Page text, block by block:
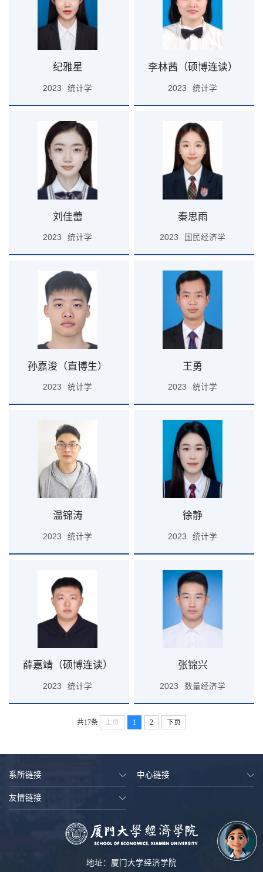
纪雅星
2023 统计学
李林茜（硕博连读）
2023 统计学
刘佳蕾
2023 统计学
秦思雨
2023 国民经济学
孙嘉浚（直博生）
2023 统计学
王勇
2023 统计学
温锦涛
2023 统计学
徐静
2023 统计学
薛嘉靖（硕博连读）
2023 统计学
张锦兴
2023 数量经济学
共17条 上页 1 2 下页
系所链接 中心链接
友情链接
地址：厦门大学经济学院